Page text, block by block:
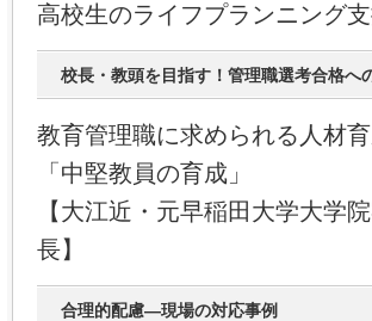
高校生のライフプランニング
校長・教頭を目指す！管理職選考合格へ
教育管理職に求められる人材育
「中堅教員の育成」
【大江近・元早稲田大学大学
長】
合理的配慮―現場の対応事例